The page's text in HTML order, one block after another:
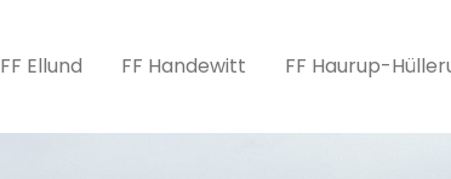
FF Ellund FF Handewitt FF Haurup-